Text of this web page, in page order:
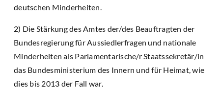
deutschen Minderheiten.
2) Die Stärkung des Amtes der/des Beauftragten der
Bundesregierung für Aussiedlerfragen und nationale
Minderheiten als Parlamentarische/r Staatssekretär/in
das Bundesministerium des Innern und für Heimat, wie
dies bis 2013 der Fall war.